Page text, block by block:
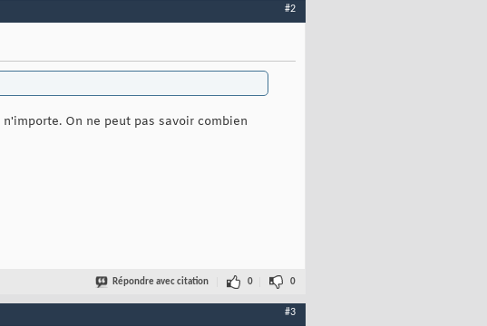
#2
On ne peut pas savoir combien
Répondre avec citation 0 0
#3